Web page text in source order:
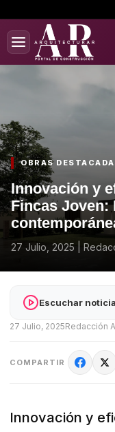
OBRAS
Innovación y
Fincas Joven:
27 Julio, 2025
Escuchar
27 Julio, 2025Redacción
COMPARTIR
Innovación y